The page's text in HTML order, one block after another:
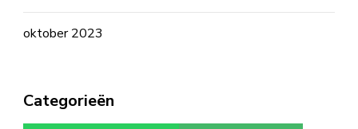
oktober 2023
Categorieën